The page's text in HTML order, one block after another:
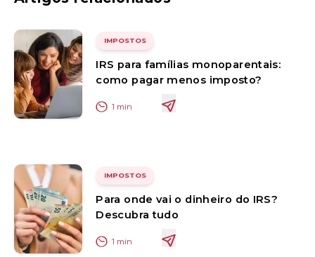
IMPOSTOS
IRS para famílias monoparentais:
como pagar menos imposto?
1 min
IMPOSTOS
Para onde vai o dinheiro do IRS?
Descubra tudo
1 min